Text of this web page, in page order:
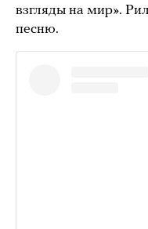
взгляды на мир».
песню.